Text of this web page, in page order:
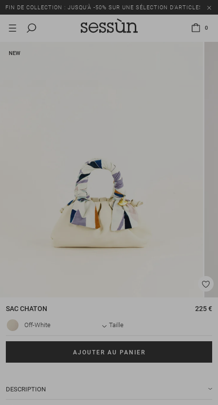
FIN DE COLLECTION : JUSQU’À -50% SUR UNE SÉLECTION D’ARTICLES
0
NEW
SACCHATON 225 €
Off-White Taille
AJOUTER AU PANIER
DESCRIPTION